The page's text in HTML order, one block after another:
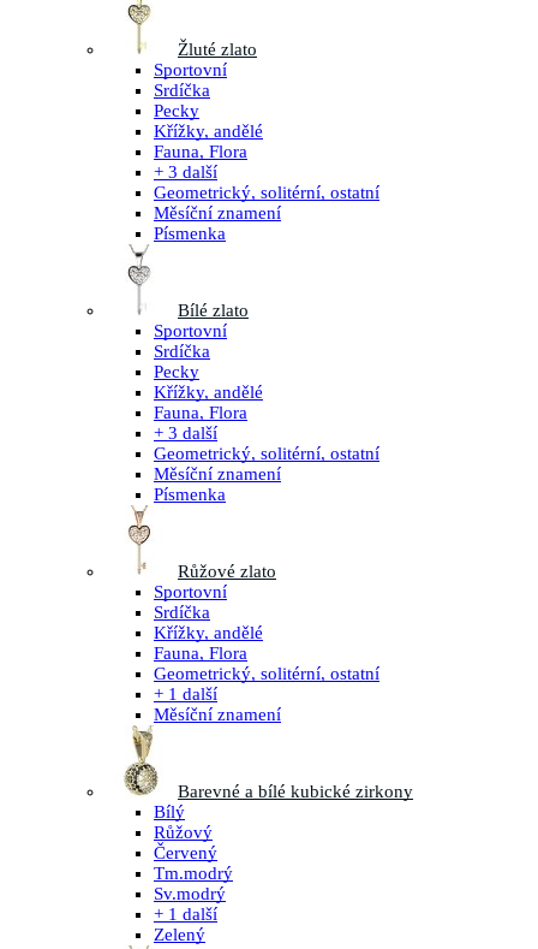
Žluté zlato
Sportovní
Srdíčka
Pecky
Křížky, andělé
Fauna, Flora
+ 3 další
Geometrický, solitérní, ostatní
Měsíční znamení
Písmenka
Bílé zlato
Sportovní
Srdíčka
Pecky
Křížky, andělé
Fauna, Flora
+ 3 další
Geometrický, solitérní, ostatní
Měsíční znamení
Písmenka
Růžové zlato
Sportovní
Srdíčka
Křížky, andělé
Fauna, Flora
Geometrický, solitérní, ostatní
+ 1 další
Měsíční znamení
Barevné a bílé kubické zirkony
Bílý
Růžový
Červený
Tm.modrý
Sv.modrý
+ 1 další
Zelený